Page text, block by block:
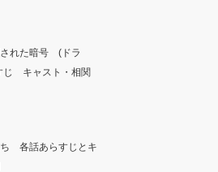
れた暗号 (ドラ
キャスト・相関
各話あらすじとキ